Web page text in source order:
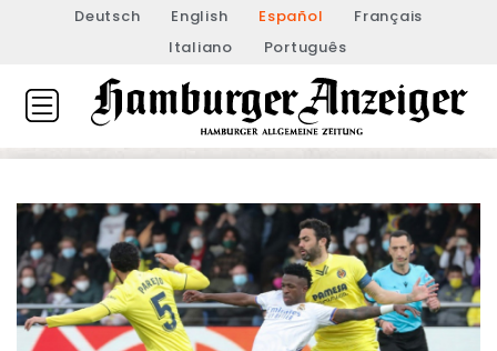
Deutsch English Español
Français
Italiano
Português